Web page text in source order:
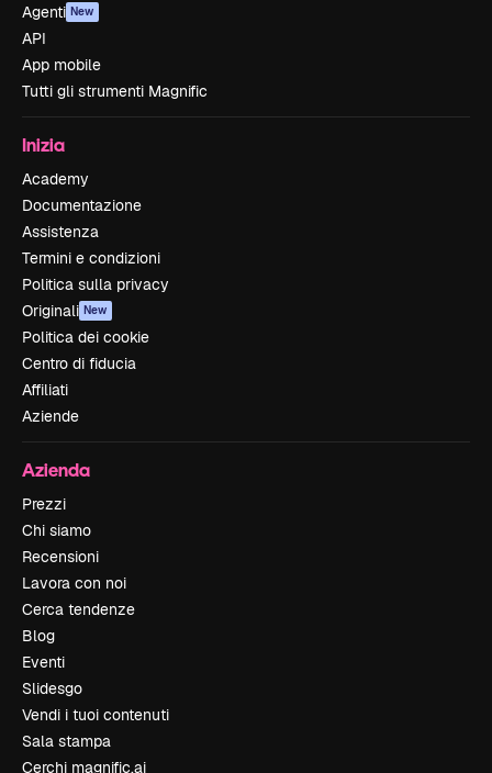
Agenti New
API
App mobile
Tutti gli strumenti Magnific
Inizia
Academy
Documentazione
Assistenza
Termini e condizioni
Politica sulla privacy
Originali New
Politica dei cookie
Centro di fiducia
Affiliati
Aziende
Azienda
Prezzi
Chi siamo
Recensioni
Lavora con noi
Cerca tendenze
Blog
Eventi
Slidesgo
Vendi i tuoi contenuti
Sala stampa
Cerchi magnific.ai